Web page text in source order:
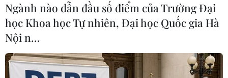
Ngành nào dẫn đầu số điểm của Trường Đại
học Khoa học Tự nhiên, Đại học Quốc gia Hà
Nội n…